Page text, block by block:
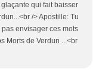
qui fait baisser
/> Apostille: Tu
envisager ces mots
Morts de Verdun ...<br